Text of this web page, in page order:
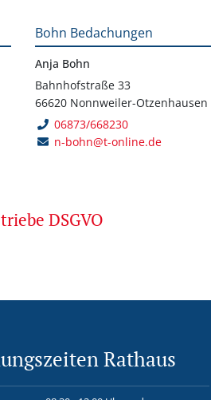
Bohn Bedachungen
Anja Bohn
Bahnhofstraße 33
66620 Nonnweiler-Otzenhausen
06873/668230
n-bohn@t-online.de
DSGVO
Rathaus